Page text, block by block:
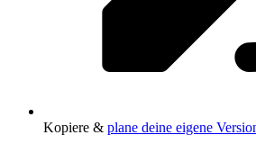
Kopiere & plane deine eigene